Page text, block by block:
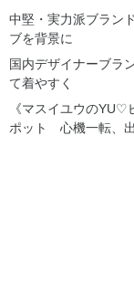
中堅・実力派ブラン
ブを背景に
国内デザイナーブラ
て着やすく
《マスイユウのYU♡
ポット 心機一転、